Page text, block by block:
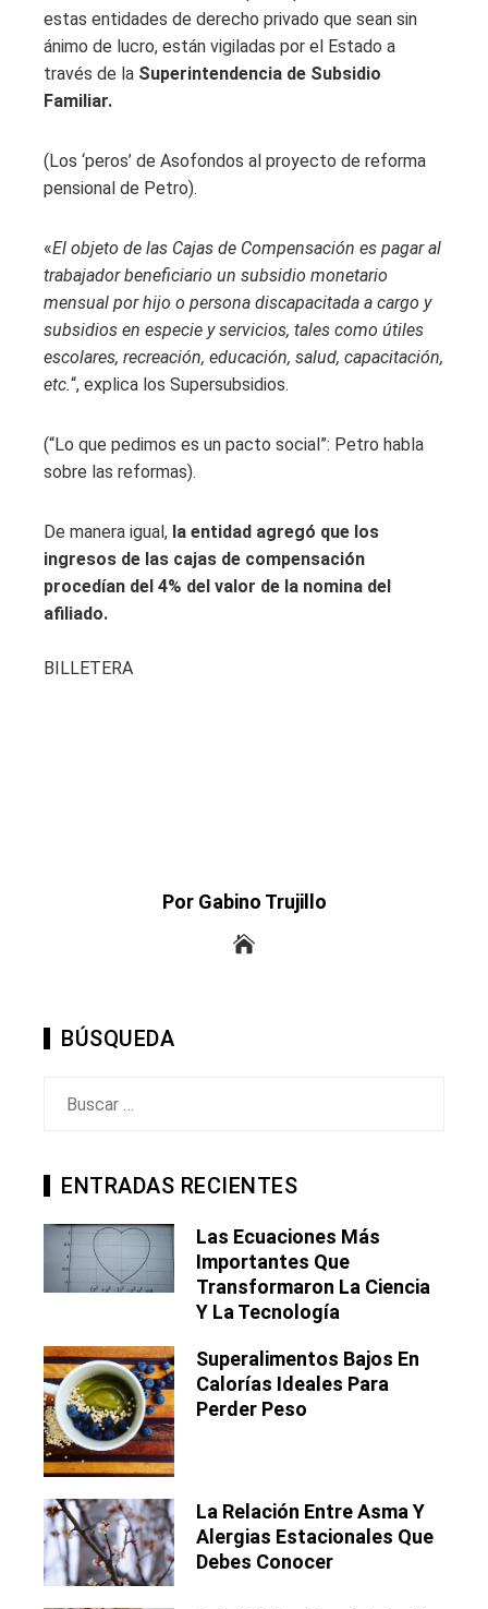
estas entidades de derecho privado que sean sin
ánimo de lucro, están vigiladas por el Estado a
través de la Superintendencia de Subsidio
Familiar.
(Los ‘peros’ de Asofondos al proyecto de reforma
pensional de Petro).
«El objeto de las Cajas de Compensación es pagar al
trabajador beneficiario un subsidio monetario
mensual por hijo o persona discapacitada a cargo y
subsidios en especie y servicios, tales como útiles
escolares, recreación, educación, salud, capacitación,
etc.“, explica los Supersubsidios.
(“Lo que pedimos es un pacto social”: Petro habla
sobre las reformas).
De manera igual, la entidad agregó que los
ingresos de las cajas de compensación
procedían del 4% del valor de la nomina del
afiliado.
BILLETERA
Por Gabino Trujillo
BÚSQUEDA
ENTRADAS RECIENTES
Las Ecuaciones Más
Importantes Que
Transformaron La Ciencia
Y La Tecnología
Superalimentos Bajos En
Calorías Ideales Para
Perder Peso
La Relación Entre Asma Y
Alergias Estacionales Que
Debes Conocer